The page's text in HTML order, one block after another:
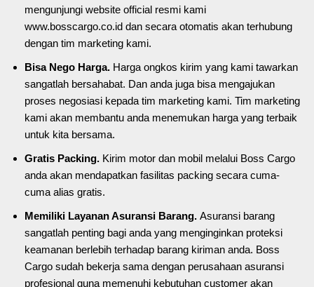
mengunjungi website official resmi kami
www.bosscargo.co.id dan secara otomatis akan terhubung
dengan tim marketing kami.
Bisa Nego Harga. Harga ongkos kirim yang kami tawarkan
sangatlah bersahabat. Dan anda juga bisa mengajukan
proses negosiasi kepada tim marketing kami. Tim marketing
kami akan membantu anda menemukan harga yang terbaik
untuk kita bersama.
Gratis Packing. Kirim motor dan mobil melalui Boss Cargo
anda akan mendapatkan fasilitas packing secara cuma-
cuma alias gratis.
Memiliki Layanan Asuransi Barang. Asuransi barang
sangatlah penting bagi anda yang menginginkan proteksi
keamanan berlebih terhadap barang kiriman anda. Boss
Cargo sudah bekerja sama dengan perusahaan asuransi
profesional guna memenuhi kebutuhan customer akan